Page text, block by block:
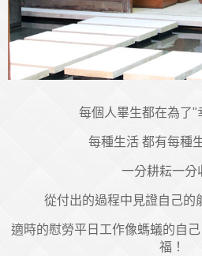
每個人畢生都在為了"
每種生活 都有每種
一分耕耘一分
從付出的過程中見證自己的
適時的慰勞平日工作像螞蟻的自
福！